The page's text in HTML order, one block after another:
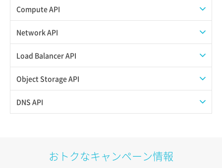
Credential削除
サブユーザーにロールを紐づけ
サブユーザー一覧取得
サブユーザー作成
サブユーザー更新
スナップショット作成
スナップショット削除
スナップショット詳細取得（アイテム指定）
バックアップリストア
バックアップ詳細一覧取得
ISOイメージアップロード
ISOイメージ作成
イメージ一覧取得
イメージ保存容量変更
イメージ詳細取得
Compute API
ISOイメージ挿入/排出
SSHキーペア一覧取得
SSHキーペア作成
アタッチ済みポート詳細取得
Network API
QoSポリシー一覧取得
QoSポリシー詳細取得
サブネット一覧取得
サブネット詳細取得
Load Balancer API
プール一覧取得
プール作成
Object Storage API
Web公開
DNS API
おトクなキャンペーン情報